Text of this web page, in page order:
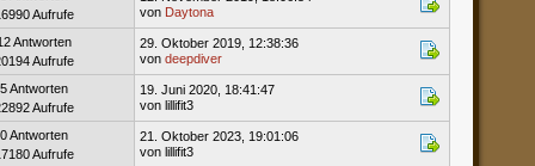
Aufrufe
von Daytona
Antworten
Aufrufe
29. Oktober 2019, 12:38:36
von deepdiver
5 Antworten
Aufrufe
19. Juni 2020, 18:41:47
von lillifit3
0 Antworten
Aufrufe
21. Oktober 2023, 19:01:06
von lillifit3